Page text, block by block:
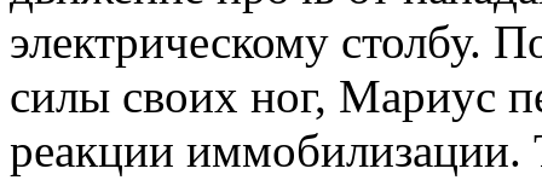
электрическому столбу.
силы своих ног, Мариус
реакции иммобилизации.